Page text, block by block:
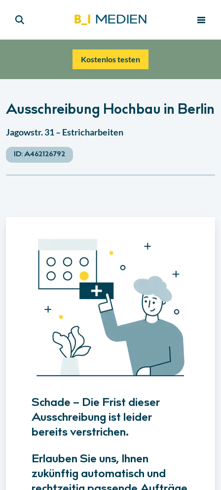
Kostenlos testen
Ausschreibung Hochbau in Berlin
Jagowstr. 31 – Estricharbeiten
ID:A462126792
Schade – Die Frist dieser
Ausschreibung ist leider
bereits verstrichen.
Erlauben Sie uns, Ihnen
zukünftig automatisch und